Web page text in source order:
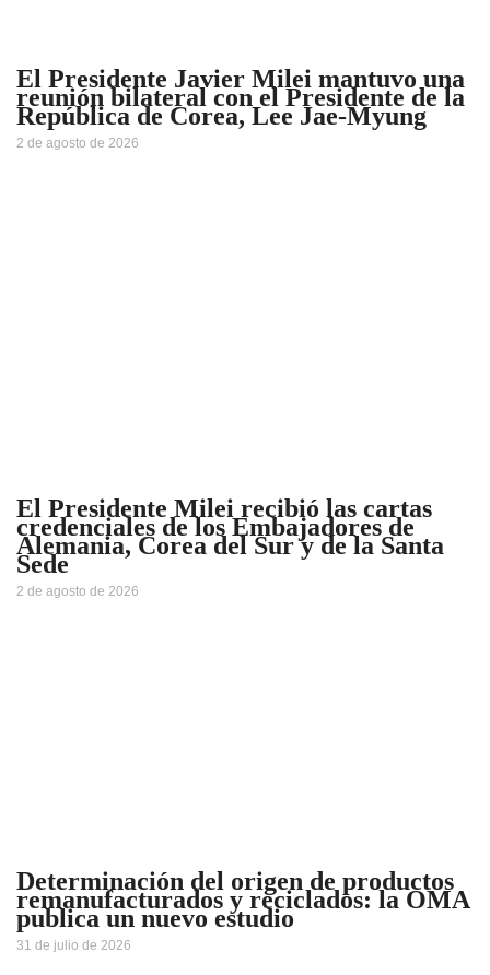
El Presidente Javier Milei mantuvo una
reunión bilateral con el Presidente de la
República de Corea, Lee Jae-Myung
2 de agosto de 2026
El Presidente Milei recibió las cartas
credenciales de los Embajadores de
Alemania, Corea del Sur y de la Santa
Sede
2 de agosto de 2026
Determinación del origen de productos
remanufacturados y reciclados: la OMA
publica un nuevo estudio
31 de julio de 2026